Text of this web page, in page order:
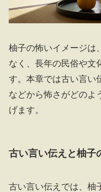
柚子の怖いイメージは
なく、長年の民俗や文
す。本章では古い言い
などから怖さがどのよ
げます。
古い言い伝えと柚子
古い言い伝えでは、柚